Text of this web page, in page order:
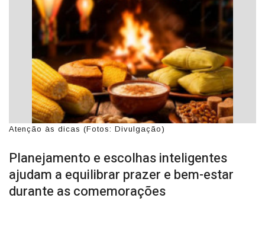
Atenção às dicas (Fotos: Divulgação)
Planejamento e escolhas inteligentes
ajudam a equilibrar prazer e bem-estar
durante as comemorações